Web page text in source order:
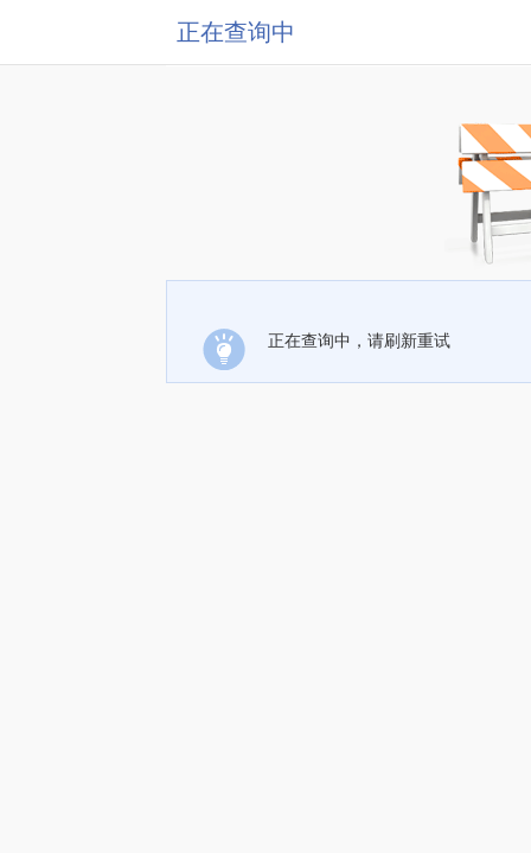
正在查询中
正在查询中，请刷新重试